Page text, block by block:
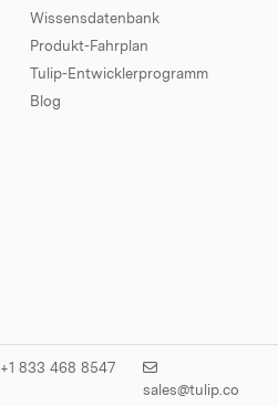
Wissensdatenbank
Produkt-Fahrplan
Tulip-Entwicklerprogramm
Blog
+1 833 468 8547
sales@tulip.co